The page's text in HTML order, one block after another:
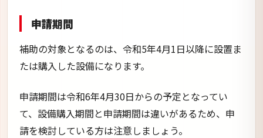
また、令和6年度の予算は1,500万円と決まってお
り、予算に到達したら募集が終了となる点にも注意
が必要です。
大崎町：環境配慮型定住住宅取得
補助金